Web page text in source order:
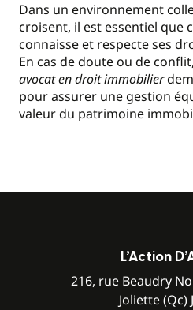
Dans un environnement
croisent, il est essentiel que
connaisse et respecte ses
En cas de doute ou de conflit,
avocat en droit immobilier
pour assurer une gestion
valeur du patrimoine
L’Action
216, rue Beaudry
Joliette (Qc)